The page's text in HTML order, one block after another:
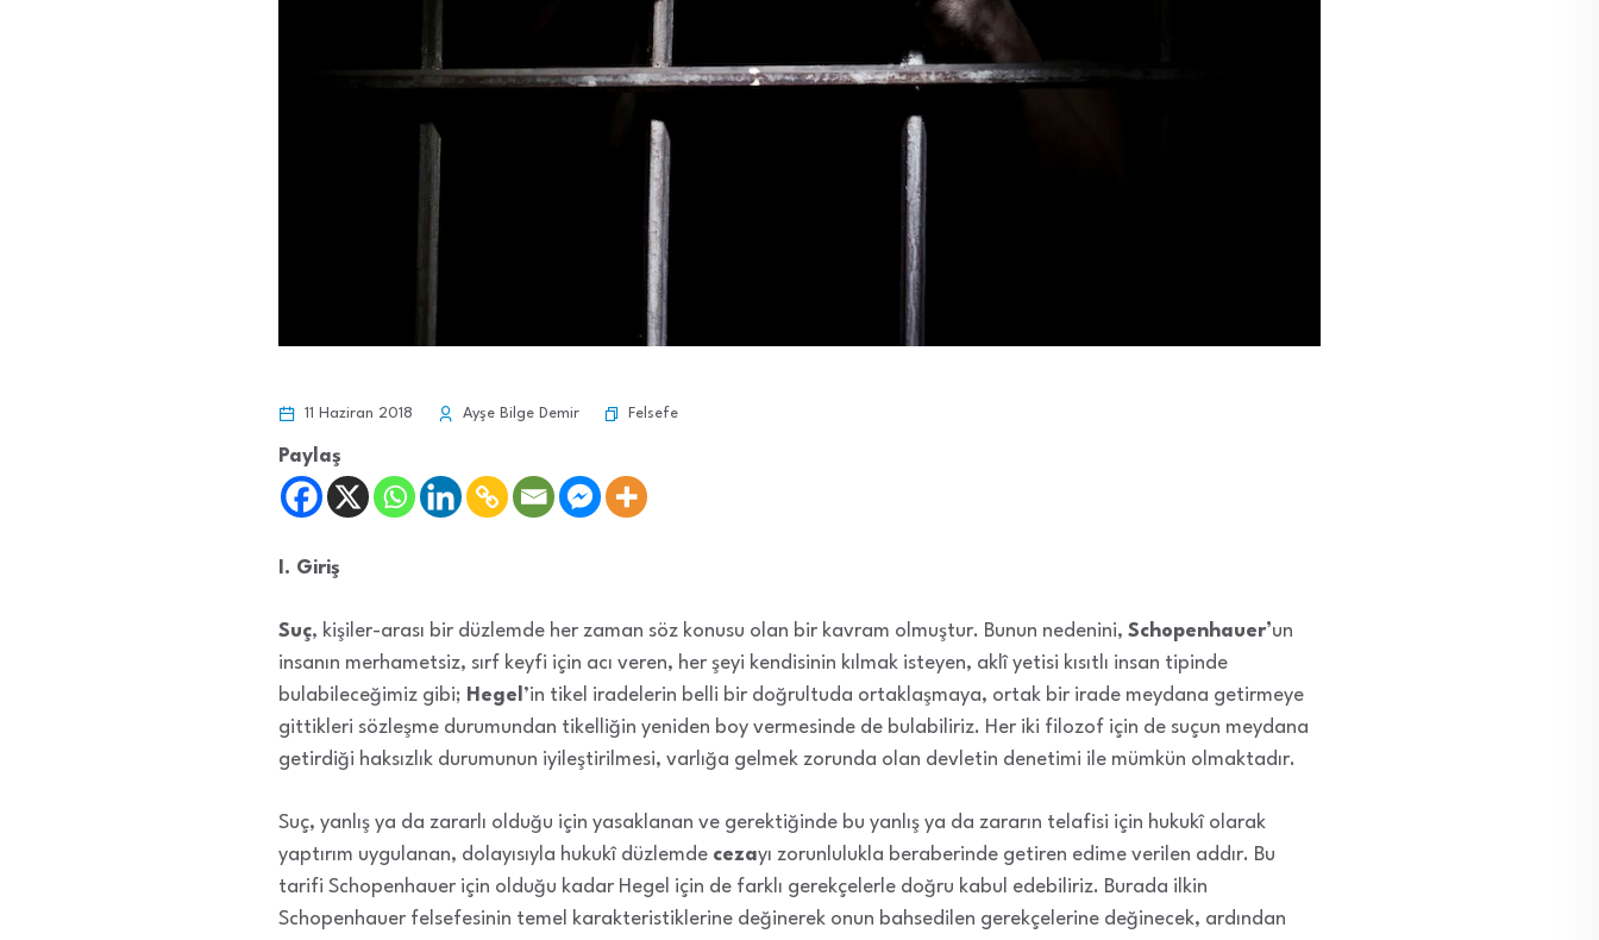
11 Haziran 2018 Ayşe Bilge Demir Felsefe
Paylaş
I. Giriş
Suç, kişiler-arası bir düzlemde her zaman söz konusu olan bir kavram olmuştur. Bunun nedenini, Schopenhauer’un
insanın merhametsiz, sırf keyfi için acı veren, her şeyi kendisinin kılmak isteyen, aklî yetisi kısıtlı insan tipinde
bulabileceğimiz gibi; Hegel ’in tikel iradelerin belli bir doğrultuda ortaklaşmaya, ortak bir irade meydana getirmeye
gittikleri sözleşme durumundan tikelliğin yeniden boy vermesinde de bulabiliriz. Her iki filozof için de suçun meydana
getirdiği haksızlık durumunun iyileştirilmesi, varlığa gelmek zorunda olan devletin denetimi ile mümkün olmaktadır.
Suç, yanlış ya da zararlı olduğu için yasaklanan ve gerektiğinde bu yanlış ya da zararın telafisi için hukukî olarak
yaptırım uygulanan, dolayısıyla hukukî düzlemde cezayı zorunlulukla beraberinde getiren edime verilen addır. Bu
tarifi Schopenhauer için olduğu kadar Hegel için de farklı gerekçelerle doğru kabul edebiliriz. Burada ilkin
Schopenhauer felsefesinin temel karakteristiklerine değinerek onun bahsedilen gerekçelerine değinecek, ardından